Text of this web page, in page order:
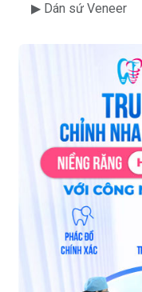
▶ Dán sứ Veneer